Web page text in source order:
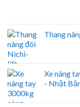
Thang
Xe nâng
- Nhật